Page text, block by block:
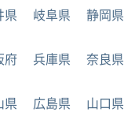
県 岐阜県 静岡県
府 兵庫県 奈良県
県 広島県 山口県